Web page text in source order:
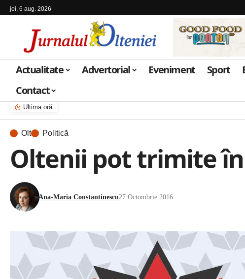
joi, 6 aug. 2026
Actualitate Advertorial Eveniment Sport
Contact
Ultima oră
Olt Politică
Oltenii pot trimite
Ana-Maria Constantinescu27 Octombrie 2016